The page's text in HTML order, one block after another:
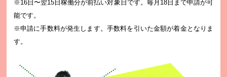
※16日〜翌15日稼働分が前払い対象日です。毎月18日まで申請が可
能です。
※申請に手数料が発生します。手数料を引いた金額が着金となりま
す。